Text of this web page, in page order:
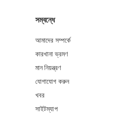
সম্বন্ধে
আমাদের সম্পর্কে
কারখানা ভ্রমণ
মান নিয়ন্ত্রণ
যোগাযোগ করুন
খবর
সাইটম্যাপ